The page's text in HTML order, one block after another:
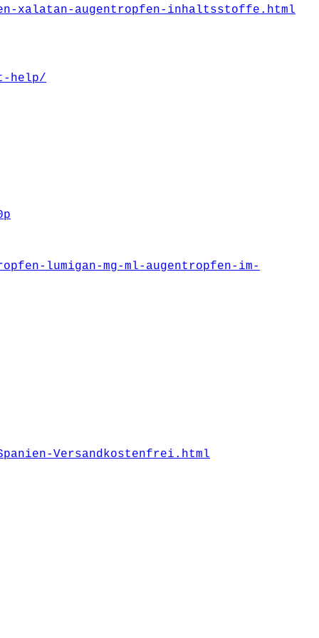
xalatan-augentropfen-inhaltsstoffe.html
help/
lumigan-mg-ml-augentropfen-im-
Versandkostenfrei.html